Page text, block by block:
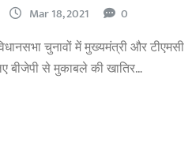
Mar 18, 2021 0
चुनावों में मुख्यमंत्री और टीएमसी
बीजेपी से मुकाबले की खातिर…